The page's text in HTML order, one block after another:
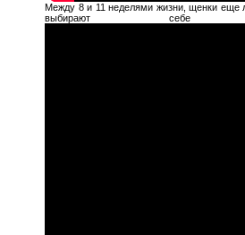
Между 8 и 11 неделями жизни, щенки еще
выбирают